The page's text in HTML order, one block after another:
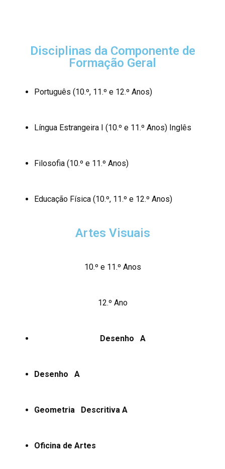
Disciplinas da Componente de
Formação Geral
Português (10.º, 11.º e 12.º Anos)
Língua Estrangeira I (10.º e 11.º Anos) Inglês
Filosofia (10.º e 11.º Anos)
Educação Física (10.º, 11.º e 12.º Anos)
Artes Visuais
10.º e 11.º Anos
12.º Ano
Desenho A
Desenho A
Geometria Descritiva A
Oficina de Artes